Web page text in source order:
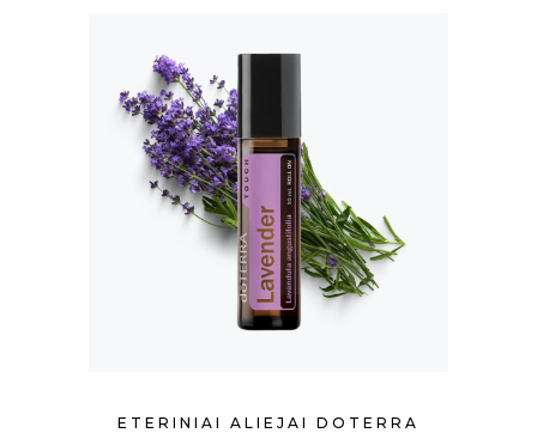
ETERINIAI ALIEJAI DOTERRA